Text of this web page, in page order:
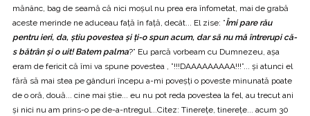
mănânc, bag de seamă că nici moșul nu prea era înfometat, mai de grabă
aceste merinde ne aduceau față în față, decât... El zise: ”Îmi pare rău
pentru ieri, da, știu povestea și ți-o spun acum, dar să nu mă întrerupi că-
s bătrân și o uit! Batem palma?” Eu parcă vorbeam cu Dumnezeu, așa
eram de fericit că îmi va spune povestea , ”!!!DAAAAAAAAA!!!”... și atunci el
fără să mai stea pe gânduri începu a-mi poveșți o poveste minunată poate
de o oră, două... cine mai știe... eu nu pot reda povestea la fel, au trecut ani
și nici nu am prins-o pe de-a-ntregul...Citez: Tinerețe, tinerețe... acum 30